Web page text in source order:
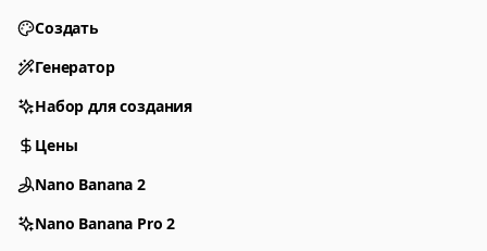
Создать
Генератор
Набор для создания
Цены
Nano Banana 2
Nano Banana Pro 2